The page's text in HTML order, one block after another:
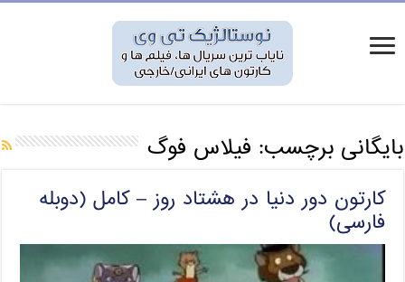
بایگانی برچسب: فیلاس فوگ
کارتون دور دنیا در هشتاد روز – کامل (دوبله
فارسی)